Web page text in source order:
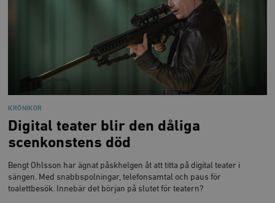
KRÖNIKOR
Digital teater blir den dåliga
scenkonstens död
Bengt Ohlsson har ägnat påskhelgen åt att titta på digital teater i
sängen. Med snabbspolningar, telefonsamtal och paus för
toalettbesök. Innebär det början på slutet för teatern?
Strikt nödvändiga kakor tillåter
kärnwebbplatsfunktioner som användarinloggning
och kontohantering. Webbplatsen kan inte användas
ordentligt utan strikt nödvändiga cookies.
Namn
woocommerce_cart_hash
Automattic
.timbro.se